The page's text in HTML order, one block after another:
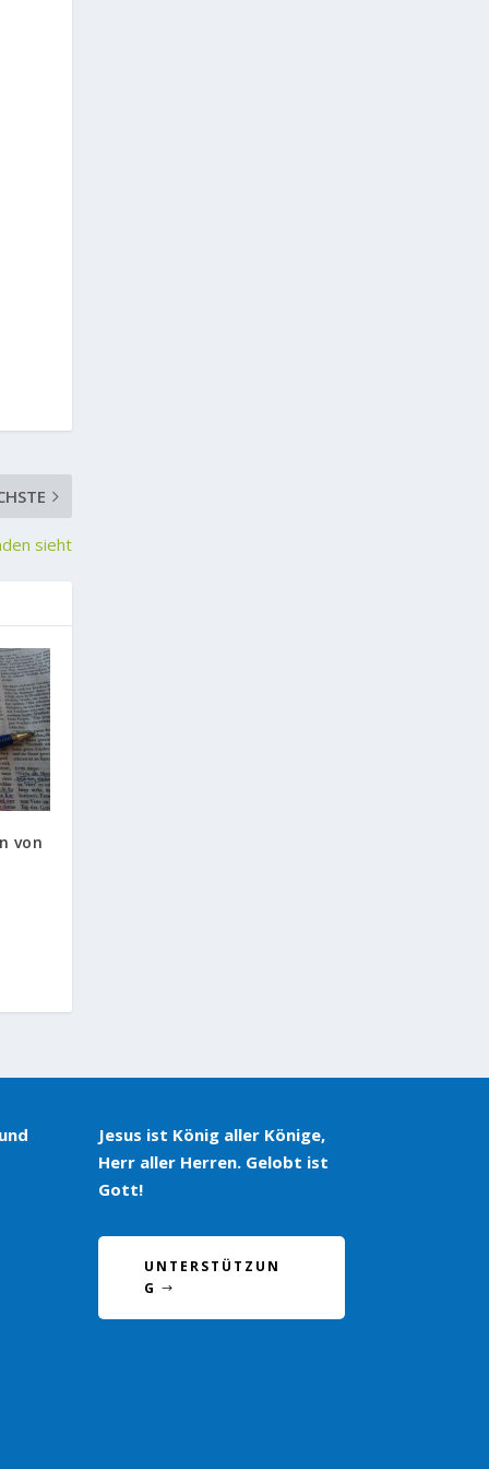
sieht
von
Jesus ist König aller Könige,
Herr aller Herren. Gelobt ist
Gott!
UNTERSTÜTZUN
G